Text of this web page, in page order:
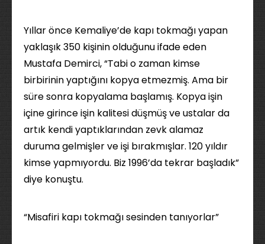
Yıllar önce Kemaliye’de kapı tokmağı yapan
yaklaşık 350 kişinin olduğunu ifade eden
Mustafa Demirci, “Tabi o zaman kimse
birbirinin yaptığını kopya etmezmiş. Ama bir
süre sonra kopyalama başlamış. Kopya işin
içine girince işin kalitesi düşmüş ve ustalar da
artık kendi yaptıklarından zevk alamaz
duruma gelmişler ve işi bırakmışlar. 120 yıldır
kimse yapmıyordu. Biz 1996’da tekrar başladık”
diye konuştu.
“Misafiri kapı tokmağı sesinden tanıyorlar”